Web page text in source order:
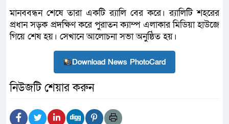
মানববন্ধন শেষে তারা একটি র‌্যালি বের করে। র‌্যালিটি শহরের
প্রধান সড়ক প্রদক্ষিণ করে পুরাতন ক্যাম্প এলাকার মিডিয়া হাউজে
গিয়ে শেষ হয়। সেখানে আলোচনা সভা অনুষ্ঠিত হয়।
Download News PhotoCard
নিউজটি শেয়ার করুন